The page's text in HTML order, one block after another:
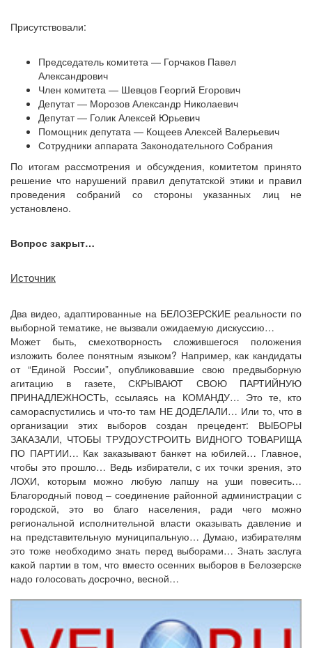
Присутствовали:
Председатель комитета — Горчаков Павел
Александрович
Член комитета — Шевцов Георгий Егорович
Депутат — Морозов Александр Николаевич
Депутат — Голик Алексей Юрьевич
Помощник депутата — Кощеев Алексей Валерьевич
Сотрудники аппарата Законодательного Собрания
По итогам рассмотрения и обсуждения, комитетом принято
решение что нарушений правил депутатской этики и правил
проведения собраний со стороны указанных лиц не
установлено.
Вопрос закрыт…
Источник
Два видео, адаптированные на БЕЛОЗЕРСКИЕ реальности по
выборной тематике, не вызвали ожидаемую дискуссию…
Может быть, смехотворность сложившегося положения
изложить более понятным языком? Например, как кандидаты
от “Единой России”, опубликовавшие свою предвыборную
агитацию в газете, СКРЫВАЮТ СВОЮ ПАРТИЙНУЮ
ПРИНАДЛЕЖНОСТЬ, ссылаясь на КОМАНДУ… Это те, кто
самораспустились и что-то там НЕ ДОДЕЛАЛИ… Или то, что в
организации этих выборов создан прецедент: ВЫБОРЫ
ЗАКАЗАЛИ, ЧТОБЫ ТРУДОУСТРОИТЬ ВИДНОГО ТОВАРИЩА
ПО ПАРТИИ… Как заказывают банкет на юбилей… Главное,
чтобы это прошло… Ведь избиратели, с их точки зрения, это
ЛОХИ, которым можно любую лапшу на уши повесить…
Благородный повод – соединение районной администрации с
городской, это во благо населения, ради чего можно
региональной исполнительной власти оказывать давление и
на представительную муниципальную… Думаю, избирателям
это тоже необходимо знать перед выборами… Знать заслуга
какой партии в том, что вместо осенних выборов в Белозерске
надо голосовать досрочно, весной…